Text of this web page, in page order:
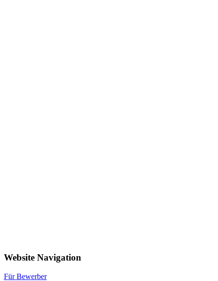
Website Navigation
Für Bewerber